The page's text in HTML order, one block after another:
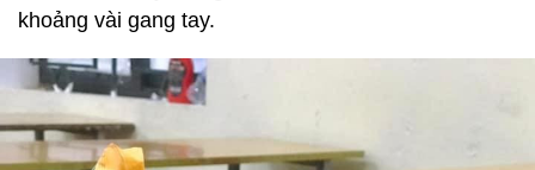
khoảng vài gang tay.